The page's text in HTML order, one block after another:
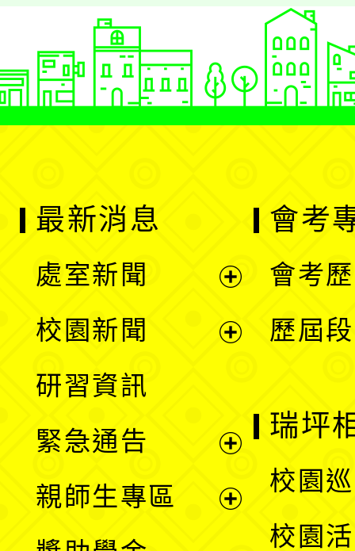
最新消息
處室新聞
單
校園新聞
選
單
研習資訊
緊急通告
親師生專區
會考
會考
歷屆
瑞坪
校園
校園